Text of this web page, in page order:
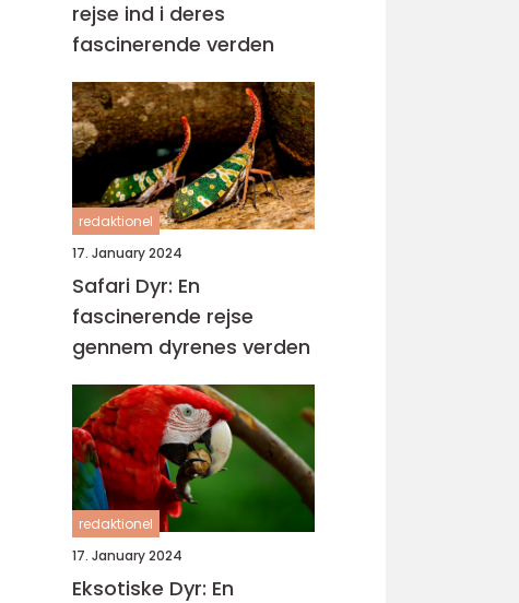
rejse ind i deres
fascinerende verden
redaktionel
17. January 2024
Safari Dyr: En
fascinerende rejse
gennem dyrenes verden
redaktionel
17. January 2024
Eksotiske Dyr: En